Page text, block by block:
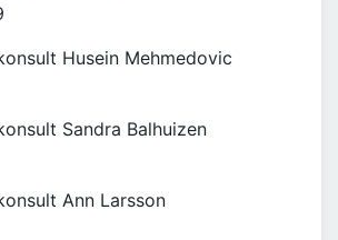
Husein Mehmedovic
Sandra Balhuizen
Ann Larsson